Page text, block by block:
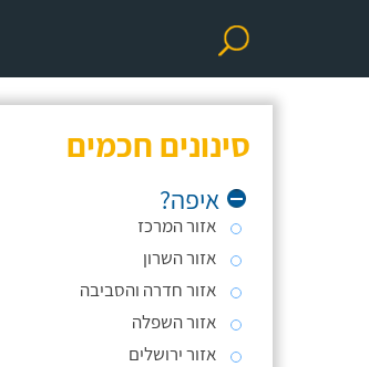
סינונים חכמים
איפה?
אזור המרכז
אזור השרון
אזור חדרה והסביבה
אזור השפלה
אזור ירושלים